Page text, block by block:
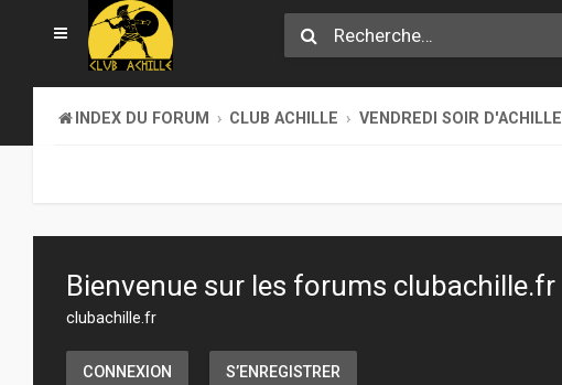
INDEX DU FORUM CLUB ACHILLE VENDREDI SOIR D'ACHILLE
Bienvenue sur les forums clubachille.fr
clubachille.fr
CONNEXION S’ENREGISTRER